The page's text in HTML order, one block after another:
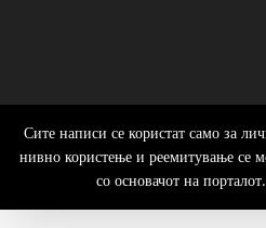
Сите написи се користат само за
нивно користење и реемитување се
со основачот на